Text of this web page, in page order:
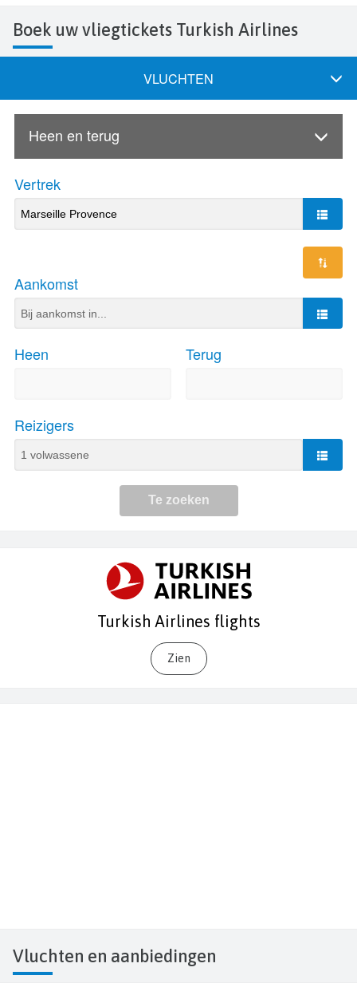
Boek uw vliegtickets Turkish Airlines
Turkish Airlines flights
Zien
Vluchten en aanbiedingen